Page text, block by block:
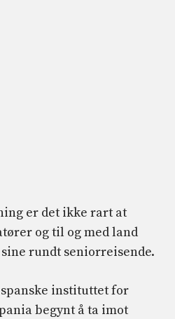
er det ikke rart at
og til og med land
rundt seniorreisende.
instituttet for
begynt å ta imot